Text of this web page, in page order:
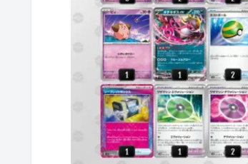
アライヨシユキ
Tord Reklev
フクイリュウジン
ハセガワタクヤ
イタガキタクト